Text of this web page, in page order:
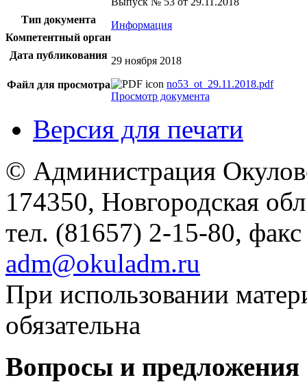
Тип документа
Информация
Компетентный орган
Дата публикования 29 ноября 2018
Файл для просмотра
no53_ot_29.11.2018.pdf
Просмотр документа
Версия для печати
© Администрация
174350, Новгородская
тел. (81657) 2-15-80,
adm@okuladm.ru
При использовании
обязательна
Вопросы и